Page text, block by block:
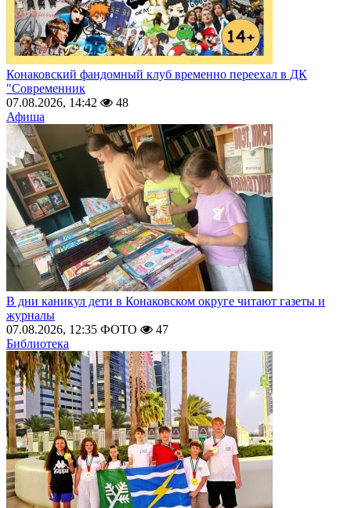
Конаковский фандомный клуб временно переехал в ДК
"Современник
07.08.2026, 14:42
48
Афиша
В дни каникул дети в Конаковском округе читают газеты и
журналы
07.08.2026, 12:35 ФОТО
47
Библиотека